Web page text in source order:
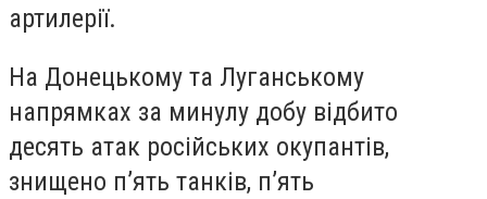
артилерії.
На Донецькому та Луганському
напрямках за минулу добу відбито
десять атак російських окупантів,
знищено пʼять танків, пʼять